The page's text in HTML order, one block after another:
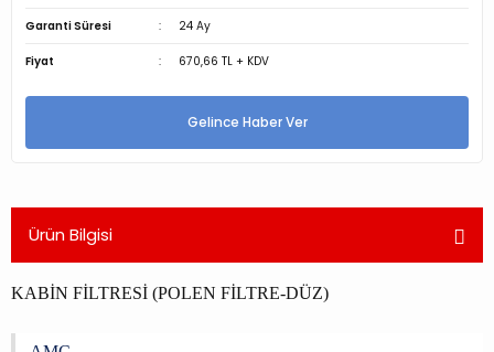
Garanti Süresi 24 Ay
Fiyat 670,66 TL + KDV
Gelince Haber Ver
Ürün Bilgisi
KABİN FİLTRESİ (POLEN FİLTRE-DÜZ)